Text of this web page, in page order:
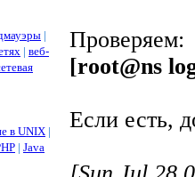
|
| веб-
в UNIX |
| Java
Проверяем:
[root@ns
Если есть,